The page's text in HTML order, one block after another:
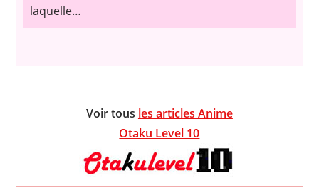
laquelle…
Voir tous les articles Anime
Otaku Level 10